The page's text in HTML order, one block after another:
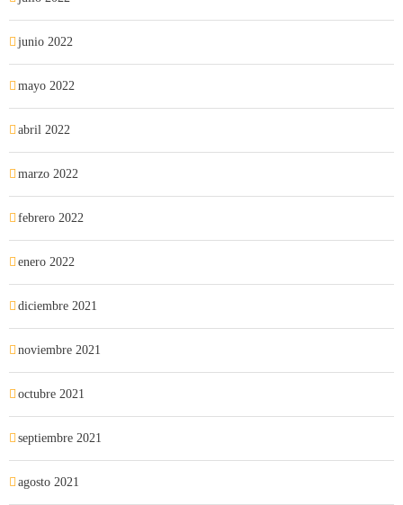
junio 2022
mayo 2022
abril 2022
marzo 2022
febrero 2022
enero 2022
diciembre 2021
noviembre 2021
octubre 2021
septiembre 2021
agosto 2021